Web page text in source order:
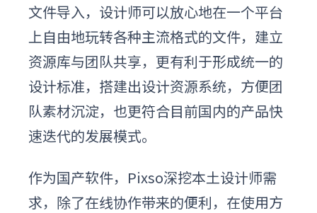
文件导入，设计师可以放心地在一个平台
上自由地玩转各种主流格式的文件，建立
资源库与团队共享，更有利于形成统一的
设计标准，搭建出设计资源系统，方便团
队素材沉淀，也更符合目前国内的产品快
速迭代的发展模式。
作为国产软件，Pixso深挖本土设计师需
求，除了在线协作带来的便利，在使用方